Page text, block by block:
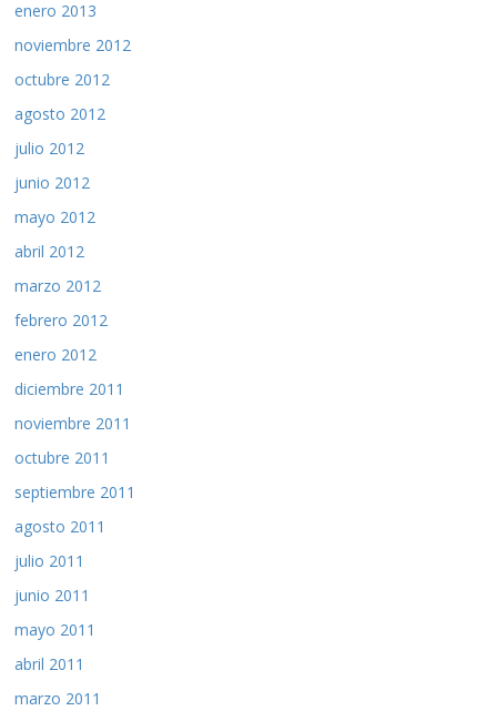
enero 2013
noviembre 2012
octubre 2012
agosto 2012
julio 2012
junio 2012
mayo 2012
abril 2012
marzo 2012
febrero 2012
enero 2012
diciembre 2011
noviembre 2011
octubre 2011
septiembre 2011
agosto 2011
julio 2011
junio 2011
mayo 2011
abril 2011
marzo 2011